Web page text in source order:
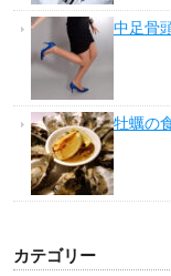
中足骨
牡蠣の
カテゴリー